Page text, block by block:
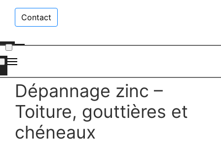
Contact
Dépannage zinc –
Toiture, gouttières et
chéneaux